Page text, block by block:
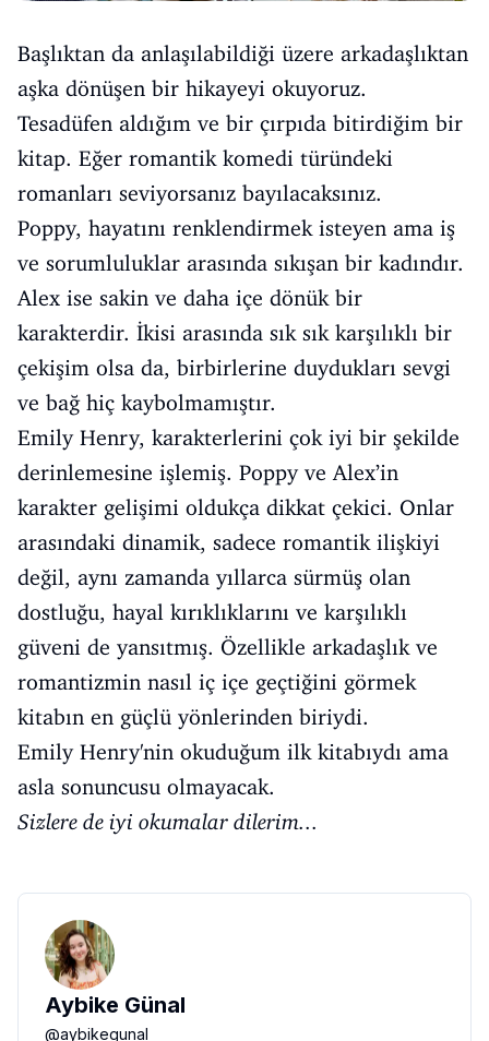
Başlıktan da anlaşılabildiği üzere arkadaşlıktan
aşka dönüşen bir hikayeyi okuyoruz.
Tesadüfen aldığım ve bir çırpıda bitirdiğim bir
kitap. Eğer romantik komedi türündeki
romanları seviyorsanız bayılacaksınız.
Poppy, hayatını renklendirmek isteyen ama iş
ve sorumluluklar arasında sıkışan bir kadındır.
Alex ise sakin ve daha içe dönük bir
karakterdir. İkisi arasında sık sık karşılıklı bir
çekişim olsa da, birbirlerine duydukları sevgi
ve bağ hiç kaybolmamıştır.
Emily Henry, karakterlerini çok iyi bir şekilde
derinlemesine işlemiş. Poppy ve Alex’in
karakter gelişimi oldukça dikkat çekici. Onlar
arasındaki dinamik, sadece romantik ilişkiyi
değil, aynı zamanda yıllarca sürmüş olan
dostluğu, hayal kırıklıklarını ve karşılıklı
güveni de yansıtmış. Özellikle arkadaşlık ve
romantizmin nasıl iç içe geçtiğini görmek
kitabın en güçlü yönlerinden biriydi.
Emily Henry'nin okuduğum ilk kitabıydı ama
asla sonuncusu olmayacak.
Sizlere de iyi okumalar dilerim...
Aybike Günal
@aybikegunal